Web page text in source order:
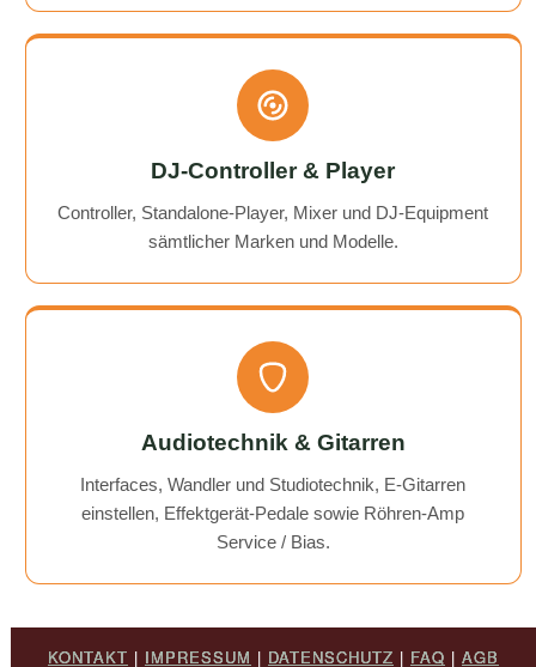
DJ-Controller & Player
Controller, Standalone-Player, Mixer und DJ-Equipment
sämtlicher Marken und Modelle.
Audiotechnik & Gitarren
Interfaces, Wandler und Studiotechnik, E-Gitarren
einstellen, Effektgerät-Pedale sowie Röhren-Amp
Service / Bias.
KONTAKT | IMPRESSUM | DATENSCHUTZ | FAQ | AGB